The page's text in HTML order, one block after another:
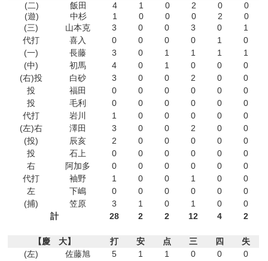
(二)
飯田 4 1 0 2 0
0
(遊)
中杉 1 0 0 0 2
0
(三)
山本克 3 0 0 3 0
1
代打
喜入 0 0 0 0 1
0
(一)
長藤 3 0 1 1 1
1
(中)
初馬 4 0 1 0 0
0
(右)投
白砂 3 0 0 2 0
0
投
福田 0 0 0 0 0
0
投
毛利 0 0 0 0 0
0
代打
岩川 1 0 0 0 0
0
(左)右
澤田 3 0 0 2 0
0
(投)
辰亥 2 0 0 0 0
0
投
石上 0 0 0 0 0
0
右
阿加多 0 0 0 0 0
0
代打
袖野 1 0 0 1 0
0
左
下嶋 0 0 0 0 0
0
(捕)
笠原 3 1 0 1 0
0
計
28 2 2 12 4 2
【慶 大】 打 安 点 三 四
失
(左)
佐藤旭 5 1 1 0 0 0